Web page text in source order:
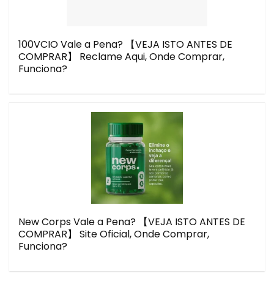
100VCIO Vale a Pena? 【VEJA ISTO ANTES DE
COMPRAR】 Reclame Aqui, Onde Comprar,
Funciona?
New Corps Vale a Pena? 【VEJA ISTO ANTES DE
COMPRAR】 Site Oficial, Onde Comprar,
Funciona?